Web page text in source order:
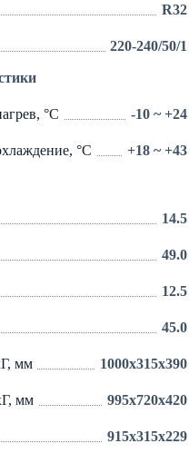
R32
220-240/50/1
°C -10 ~ +24
°C +18 ~ +43
14.5
49.0
12.5
45.0
мм 1000x315x390
мм 995x720x420
915x315x229